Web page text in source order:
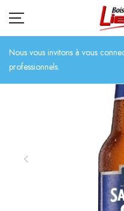
BIÈRES
BOISSONS SANS
Nous vous invitons à vous
professionnels.